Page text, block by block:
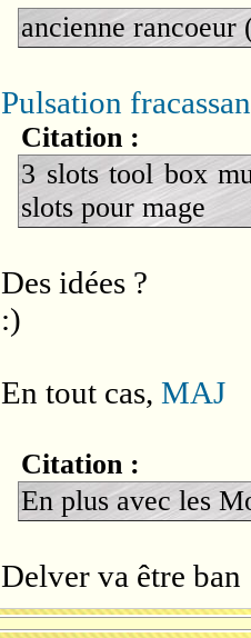
ancienne
Pulsation
Citation :
3 slots tool box
slots pour mage
Des idées ?
:)
En tout cas, MAJ
Citation :
En plus avec les
Delver va être